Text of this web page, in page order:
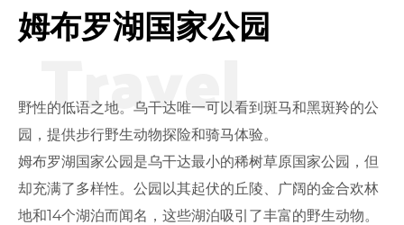
Travel
姆布罗湖国家公园
野性的低语之地。乌干达唯一可以看到斑马和黑斑羚的公
园，提供步行野生动物探险和骑马体验。
姆布罗湖国家公园是乌干达最小的稀树草原国家公园，但
却充满了多样性。公园以其起伏的丘陵、广阔的金合欢林
地和14个湖泊而闻名，这些湖泊吸引了丰富的野生动物。